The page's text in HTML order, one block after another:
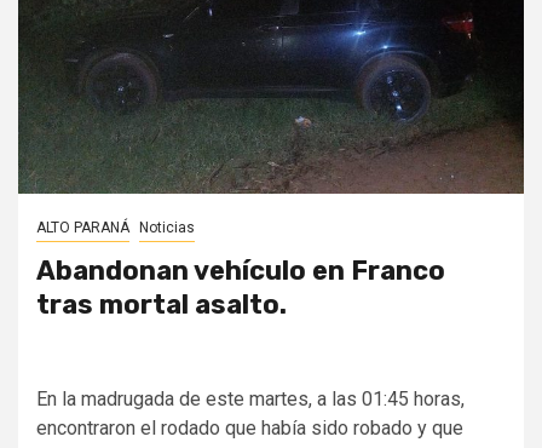
ALTO PARANÁ Noticias
Abandonan vehículo en Franco
tras mortal asalto.
En la madrugada de este martes, a las 01:45 horas,
encontraron el rodado que había sido robado y que